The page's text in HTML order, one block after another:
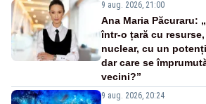
9 aug. 2026, 21:00
Ana Maria Păcuraru:
într-o țară cu
nuclear, cu un
dar care se
vecini?”
9 aug. 2026, 20:24